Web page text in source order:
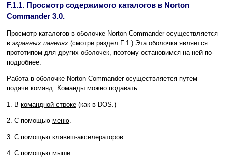
F.1.1. Просмотр содержимого каталогов в Norton
Commander 3.0.
Просмотр каталогов в оболочке Norton Commander осуществляется
в экранных панелях (смотри раздел F.1.) Эта оболочка является
прототипом для других оболочек, поэтому остановимся на ней по-
подробнее.
Работа в оболочке Norton Commander осуществляется путем
подачи команд. Команды можно подавать:
1. В командной строке (как в DOS.)
2. С помощью меню.
3. С помощью клавиш-акселераторов.
4. С помощью мыши.